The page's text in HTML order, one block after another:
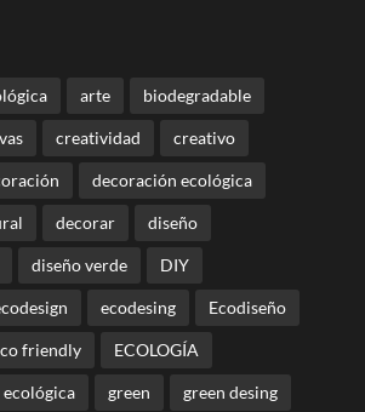
arte biodegradable
creatividad creativo
decoración ecológica
decorar diseño
diseño verde DIY
ecodesing Ecodiseño
friendly ECOLOGÍA
ecológica green green desing